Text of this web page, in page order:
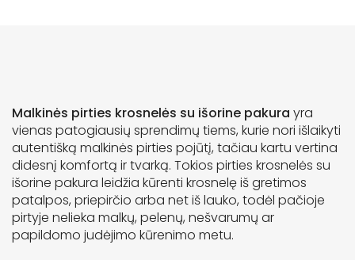
Malkinės pirties krosnelės su išorine pakura yra
vienas patogiausių sprendimų tiems, kurie nori išlaikyti
autentišką malkinės pirties pojūtį, tačiau kartu vertina
didesnį komfortą ir tvarką. Tokios pirties krosnelės su
išorine pakura leidžia kūrenti krosnelę iš gretimos
patalpos, priepirčio arba net iš lauko, todėl pačioje
pirtyje nelieka malkų, pelenų, nešvarumų ar
papildomo judėjimo kūrenimo metu.